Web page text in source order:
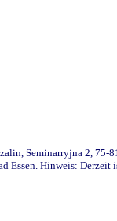
Seminarryjna 2, 75-
Hinweis: Derzeit